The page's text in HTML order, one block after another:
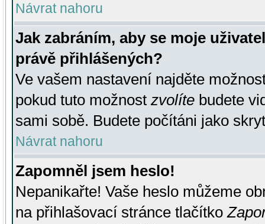
Návrat nahoru
Jak zabráním, aby se moje
právě přihlášených?
Ve vašem nastavení najděte
pokud tuto možnost zvolíte budete
sami sobě. Budete počítáni jako
Návrat nahoru
Zapomněl jsem heslo!
Nepanikařte! Vaše heslo můžeme
na přihlašovací stránce tlačítko